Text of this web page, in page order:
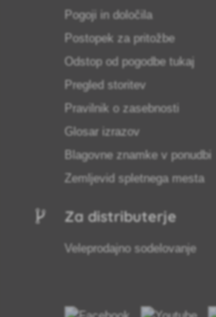
Pogoji in določila
Postopek za pritožbe
Odstop od pogodbe tukaj
Pregled storitev
Pravilnik o zasebnosti
Glosar izrazov
Blagovne znamke v ponudbi
Zemljevid spletnega mesta
Za distributerje
Veleprodajno sodelovanje